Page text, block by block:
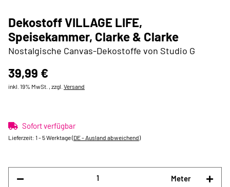
Dekostoff VILLAGE LIFE,
Speisekammer, Clarke & Clarke
Nostalgische Canvas-Dekostoffe von Studio G
39,99 €
inkl. 19% MwSt. , zzgl. Versand
Sofort verfügbar
Lieferzeit: 1 - 5 Werktage(DE - Ausland abweichend)
Meter